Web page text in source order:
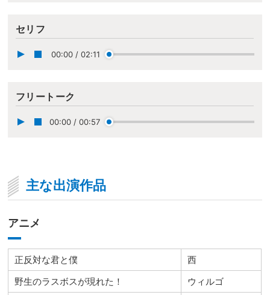
セリフ
00:00 / 02:11
フリートーク
00:00 / 00:57
主な出演作品
アニメ
正反対な君と僕
西
野生のラスボスが現れた！
ウィルゴ